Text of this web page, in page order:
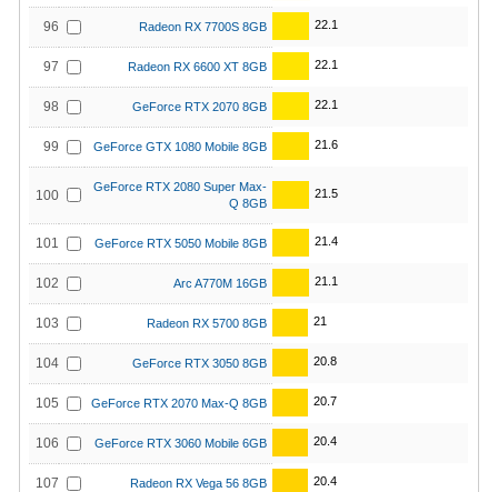
96 Radeon RX 7700S 8GB 22.1
97 Radeon RX 6600 XT 8GB 22.1
98 GeForce RTX 2070 8GB 22.1
99 GeForce GTX 1080 Mobile 8GB 21.6
100
GeForce RTX 2080 Super Max-
Q 8GB
21.5
101 GeForce RTX 5050 Mobile 8GB 21.4
102 Arc A770M 16GB 21.1
103 Radeon RX 5700 8GB 21
104 GeForce RTX 3050 8GB 20.8
105 GeForce RTX 2070 Max-Q 8GB 20.7
106 GeForce RTX 3060 Mobile 6GB 20.4
107 Radeon RX Vega 56 8GB 20.4